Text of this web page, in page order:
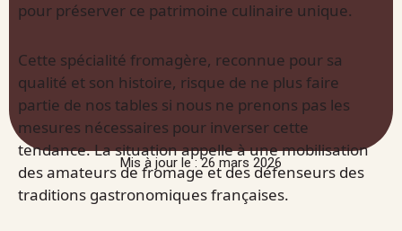
Mis à jour le : 26 mars 2026
pour préserver ce patrimoine culinaire unique.
Cette spécialité fromagère, reconnue pour sa
qualité et son histoire, risque de ne plus faire
partie de nos tables si nous ne prenons pas les
mesures nécessaires pour inverser cette
tendance. La situation appelle à une mobilisation
des amateurs de fromage et des défenseurs des
traditions gastronomiques françaises.